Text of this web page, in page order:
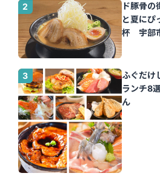
ド豚骨の
と夏にぴ
杯 宇部
ふぐだけ
ランチ8
ん